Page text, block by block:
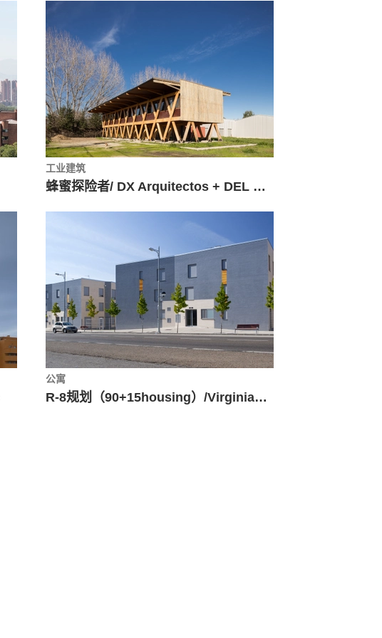
工业建筑
蜂蜜探险者/ DX Arquitectos + DEL SANTE Arquitectos
公寓
R-8规划（90+15housing）/Virginiaarq事务所